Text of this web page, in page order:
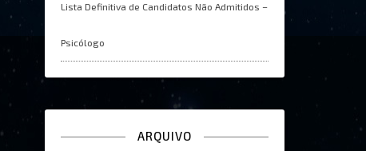
Lista Definitiva de Candidatos Não Admitidos –
Psicólogo
ARQUIVO